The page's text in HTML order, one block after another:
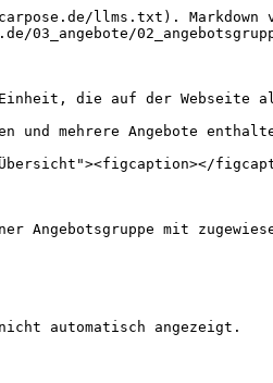
llms.txt). Markdown
Einheit, die auf der
und mehrere Angebote
Übersicht"><figcaption></
Angebotsgruppe mit
automatisch angezeigt.